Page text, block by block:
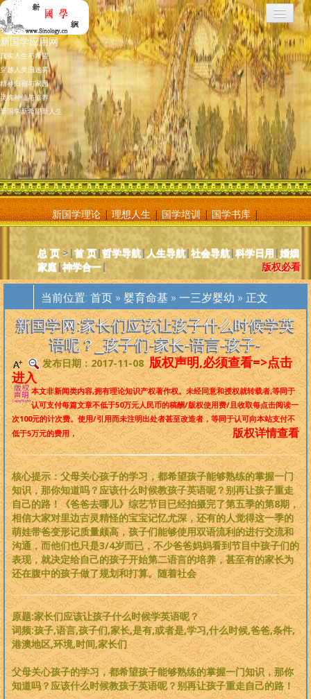
新国学应用网
真实人生与希望
穿越人类旧迷雾
精神归宿与家园
灵魂神仙与修养
新国学新希望新人生
新国学理论|理想人生|国学培训|国学书库|
新国学应用网是将新国学理论付诸应用的地方，新国学理论及其核心
基元学十分庞大复杂，特别是社会学部分和自然科学部分对于大多数
人而言因基础知识不够而难以理解。新国学应用网则将复杂的原理和
逻辑，简化为相对易懂和利于人们日常使用的内容方法。主要分为人
体人生、宗教、神灵、社会常识和科学常识。现在，新国学理论已经
是一个非常完备、深度范畴远超旧国学的系统性理论，来吧，每个人
都可以从中获益 。
版权必读
刘基元
新国学理论
婴童教育
人性教育
居住教育
健身医学
基元学网
总 页 >|首 页|哲学导航| 人生导航|社会导航|科学日用 |婚姻
家庭|神学合一| 版权必看
当前位置: 首页 » 婴育命基 » 一三岁婴幼 » 正文
新国学网:家长们应该让孩子什么时候学英
语呢？_孩子们-家长-语言-孩子-
发布日期：2017-11-08版权声明,必须查看=>点击
进入
本文非新闻类内容,拥有理论知识产权著作权。 未经同意和授权就转载者,等同于
认可支付每篇文章不低于50万元人民币的稿酬/版权使用费/且收取每点击阅读一
次100元的计次费。使用/引用而未注明出处者甚至改造者，等同于认可向本站支付不
低于5万元的费用，
版权详情查看
核心提示：父母关心孩子的学习，都希望孩子能够熟练的掌握一门
知识，那你知道吗？应该什么时候教孩子英语呢？别再让孩子重走
自己的路！《爸爸去哪儿》综艺节目已经拍摄完了第五季的第8期，
相信大家对里边古灵精怪的宝宝记忆尤深，还有的人觉得这一季的
萌娃带爸变形记质量颇高，孩子们能够使用双语流利的进行交流和
沟通，而他们也只是3/4岁而已，不少爸爸妈妈看到节目中孩子们的
表现，就决定给自己的孩子开始第二语言的培养，甚至有的家长为
还在腹中的孩子做了规划和打算。随着社会
原题:家长们应该让孩子什么时候学英语呢？
词频:孩子,语言,孩子们,家长,是有,或者是,学习,什么时候,爸爸,条件,
港澳地区,环境,时间,家长们
父母关心孩子的学习，都希望孩子能够熟练的掌握一门知识，那你
知道吗？应该什么时候教孩子英语呢？别再让孩子重走自己的路！